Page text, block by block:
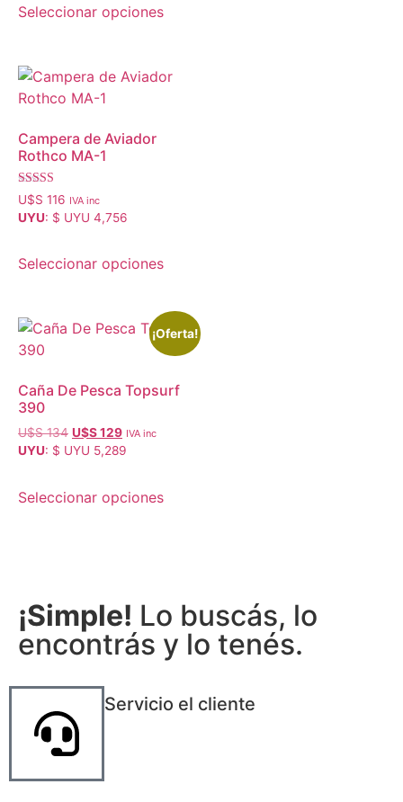
Seleccionar opciones
Campera de Aviador
Rothco MA-1
Valorado con
5.00
de 5
U$S 116 IVA inc
UYU: $ UYU 4,756
Seleccionar opciones
¡Oferta!
Caña De Pesca Topsurf
390
U$S134 U$S129 IVA inc
UYU: $ UYU 5,289
Seleccionar opciones
¡Simple! Lo buscás, lo
encontrás y lo tenés.
Servicio el cliente